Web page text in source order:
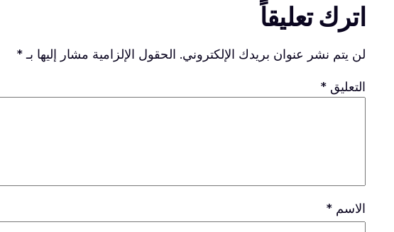
اترك تعليقاً
لن يتم نشر عنوان بريدك الإلكتروني. الحقول الإلزامية مشار إليها بـ*
التعليق *
الاسم *